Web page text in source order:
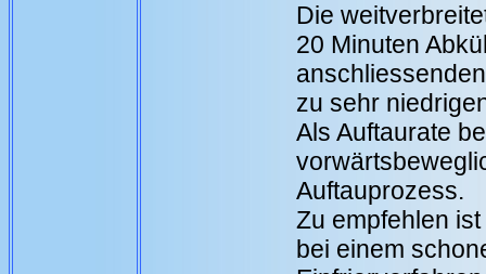
Die
20 Minuten
zu sehr
Als Auftaurate
Auftauprozess.
Zu empfehlen
bei einem